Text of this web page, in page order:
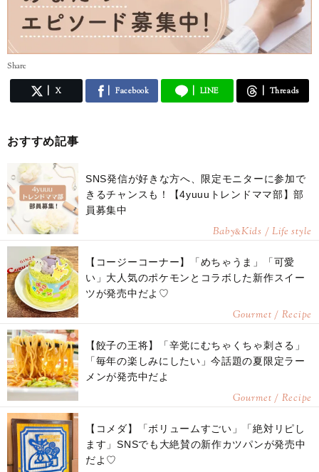
Share
X Facebook LINE Threads
おすすめ記事
SNS発信が好きな方へ、限定モニターに参加で
きるチャンスも！【4yuuuトレンドママ部】部
員募集中
Baby&Kids / Life style
【コージーコーナー】「めちゃうま」「可愛
い」大人気のポケモンとコラボした新作スイー
ツが発売中だよ♡
Gourmet / Recipe
【餃子の王将】「辛党にむちゃくちゃ刺さる」
「毎年の楽しみにしたい」今話題の夏限定ラー
メンが発売中だよ
Gourmet / Recipe
【コメダ】「ボリュームすごい」「絶対リピし
ます」SNSでも大絶賛の新作カツパンが発売中
だよ♡